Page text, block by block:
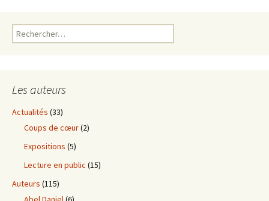
Rechercher :
Les auteurs
Actualités (33)
Coups de cœur(2)
Expositions (5)
Lecture en public (15)
Auteurs (115)